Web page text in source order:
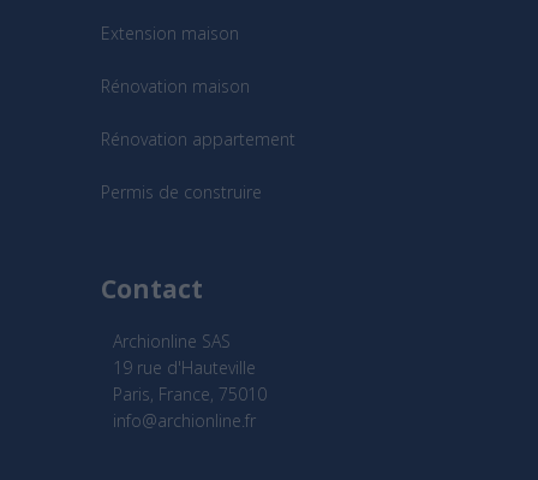
Extension maison
Rénovation maison
Rénovation appartement
Permis de construire
Contact
Archionline SAS
19 rue d'Hauteville
Paris, France, 75010
info@archionline.fr